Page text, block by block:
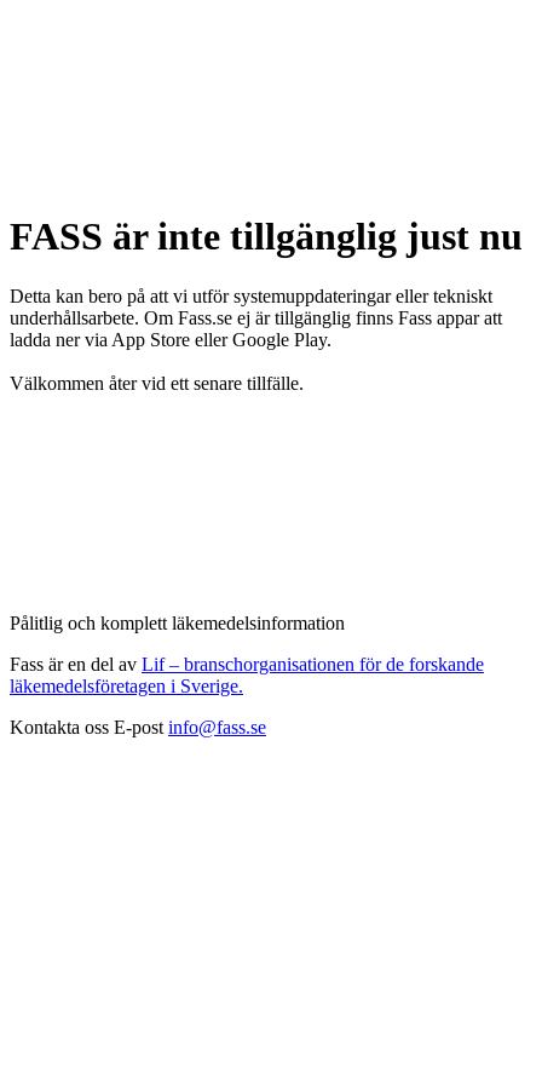
FASS är inte tillgänglig just nu
Detta kan bero på att vi utför systemuppdateringar eller tekniskt
underhållsarbete. Om Fass.se ej är tillgänglig finns Fass appar att
ladda ner via App Store eller Google Play.
Välkommen åter vid ett senare tillfälle.
Pålitlig och komplett läkemedelsinformation
Fass är en del av Lif – branschorganisationen för de forskande
läkemedelsföretagen i Sverige.
Kontakta oss E-post info@fass.se